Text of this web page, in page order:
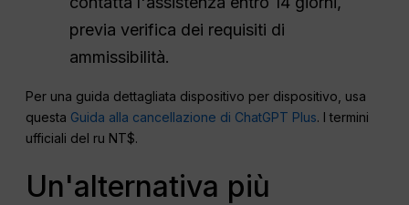
previa verifica dei requisiti di
ammissibilità.
Per una guida dettagliata dispositivo per dispositivo, usa
questa Guida alla cancellazione di ChatGPT Plus. I termini
ufficiali del ru NT$.
Un'alternativa più